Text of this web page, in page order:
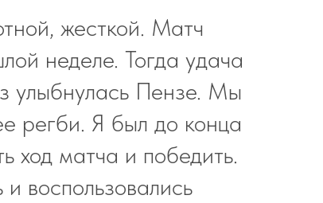
жесткой. Матч
неделе. Тогда удача
улыбнулась Пензе. Мы
регби. Я был до конца
ход матча и победить.
воспользовались